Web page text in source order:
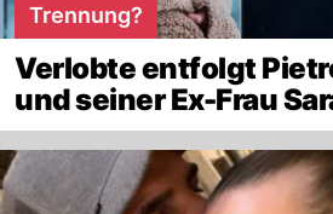
Trennung?
Verlobte entfolgt
und seiner Ex-Frau